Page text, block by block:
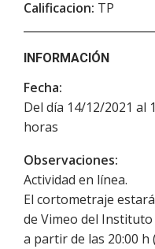
Calificacion: TP
INFORMACIÓN
Fecha:
Del día 14/12/2021 al
horas
Observaciones:
Actividad en línea.
El cortometraje
de Vimeo del
a partir de las 20:00 h